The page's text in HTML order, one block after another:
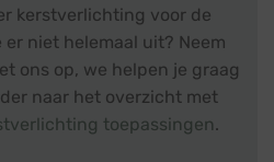
kerstverlichting voor de
niet helemaal uit? Neem
ons op, we helpen je graag
naar het overzicht met
toepassingen.